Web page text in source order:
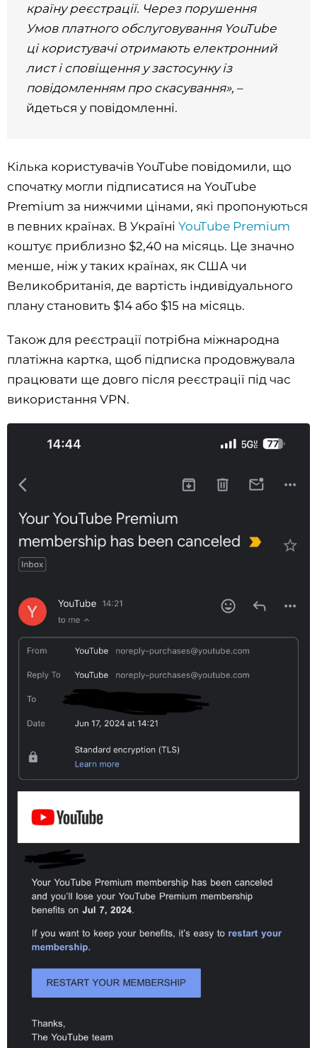
країну реєстрації. Через порушення
Умов платного обслуговування YouTube
ці користувачі отримають електронний
лист і сповіщення у застосунку із
повідомленням про скасування», –
йдеться у повідомленні.
Кілька користувачів YouTube повідомили, що
спочатку могли підписатися на YouTube
Premium за нижчими цінами, які пропонуються
в певних країнах. В Україні YouTube Premium
коштує приблизно $2,40 на місяць. Це значно
менше, ніж у таких країнах, як США чи
Великобританія, де вартість індивідуального
плану становить $14 або $15 на місяць.
Також для реєстрації потрібна міжнародна
платіжна картка, щоб підписка продовжувала
працювати ще довго після реєстрації під час
використання VPN.